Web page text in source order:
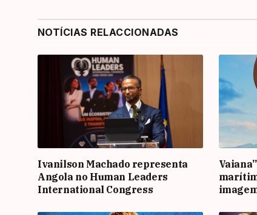
NOTÍCIAS RELACCIONADAS
Ivanilson Machado representa
Angola no Human Leaders
International Congress